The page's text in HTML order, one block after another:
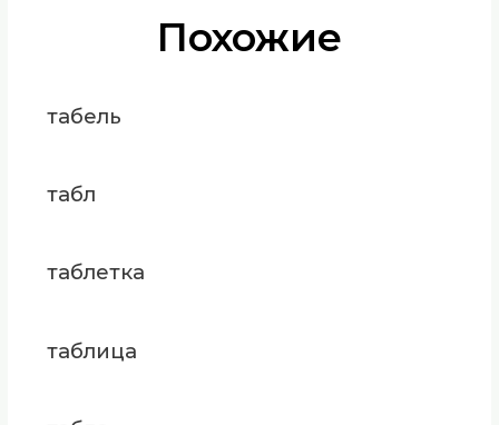
Похожие
табель
табл
таблетка
таблица